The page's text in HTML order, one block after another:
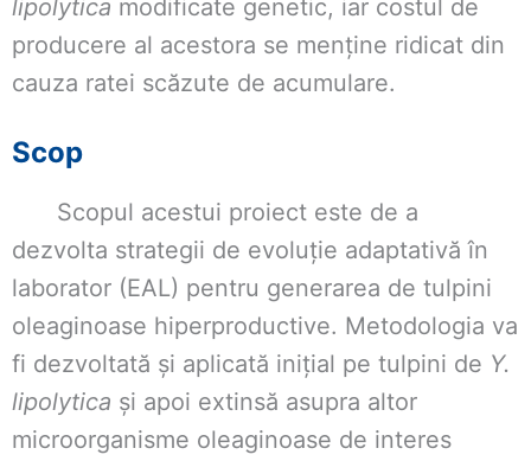
lipolytica modificate genetic, iar costul de
producere al acestora se menține ridicat din
cauza ratei scăzute de acumulare.
Scop
Scopul acestui proiect este de a
dezvolta strategii de evoluție adaptativă în
laborator (EAL) pentru generarea de tulpini
oleaginoase hiperproductive. Metodologia va
fi dezvoltată și aplicată inițial pe tulpini de Y.
lipolytica și apoi extinsă asupra altor
microorganisme oleaginoase de interes